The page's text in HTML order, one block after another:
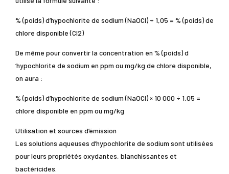
% (poids) d’hypochlorite de sodium (NaOCl) ÷ 1,05 = % (poids) de
chlore disponible (Cl2)
De même pour convertir la concentration en % (poids) d
‘hypochlorite de sodium en ppm ou mg/kg de chlore disponible,
on aura :
% (poids) d’hypochlorite de sodium (NaOCl) × 10 000 ÷ 1,05 =
chlore disponible en ppm ou mg/kg
Utilisation et sources d’émission
Les solutions aqueuses d’hypochlorite de sodium sont utilisées
pour leurs propriétés oxydantes, blanchissantes et
bactéricides.